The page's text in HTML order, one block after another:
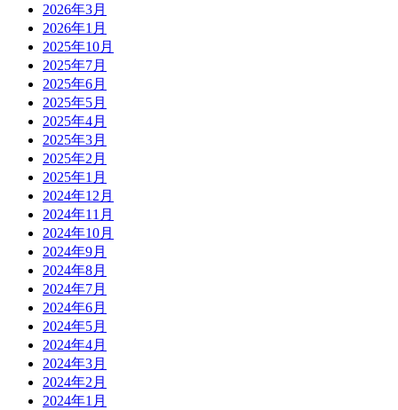
2026年3月
2026年1月
2025年10月
2025年7月
2025年6月
2025年5月
2025年4月
2025年3月
2025年2月
2025年1月
2024年12月
2024年11月
2024年10月
2024年9月
2024年8月
2024年7月
2024年6月
2024年5月
2024年4月
2024年3月
2024年2月
2024年1月